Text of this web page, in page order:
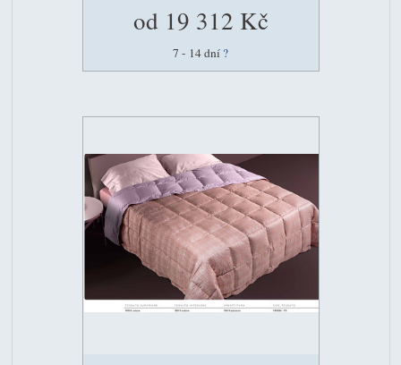
od 19 312 Kč
7 - 14 dní ?